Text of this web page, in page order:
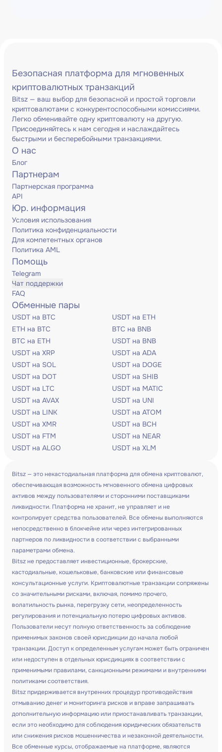
Безопасная платформа для мгновенных
криптовалютных транзакций
Bitsz — ваш выбор для безопасной и простой торговли
криптовалютами с конкурентоспособными комиссиями.
Легко обменивайте одну криптовалюту на другую.
Присоединяйтесь к нам сегодня и наслаждайтесь
быстрыми и бесперебойными транзакциями.
О нас
Блог
Партнерам
Партнерская программа
API
Юр. информация
Условия использования
Политика конфиденциальности
Для компетентных органов
Политика AML
Помощь
Telegram
Чат поддержки
FAQ
Обменные пары
USDT на BTC
USDT на ETH
ETH на BTC
BTC на BNB
BTC на ETH
USDT на BNB
USDT на XRP
USDT на ADA
USDT на SOL
USDT на DOGE
USDT на DOT
USDT на SHIB
USDT на LTC
USDT на MATIC
USDT на AVAX
USDT на UNI
USDT на LINK
USDT на ATOM
USDT на XMR
USDT на BCH
USDT на FTM
USDT на NEAR
USDT на ALGO
USDT на XLM
Bitsz — это некастодиальная платформа для обмена криптовалют,
обеспечивающая возможность мгновенного обмена цифровых
активов между пользователями и сторонними поставщиками
ликвидности. Платформа не хранит, не управляет и не
контролирует средства пользователей. Все обмены выполняются
непосредственно в блокчейне или через интегрированных
партнеров по ликвидности в соответствии с выбранными
параметрами обмена.
Bitsz не предоставляет инвестиционные, брокерские,
кастодиальные, кошельковые, банковские или финансовые
консультационные услуги. Криптовалютные транзакции сопряжены
со значительными рисками, включая, помимо прочего,
волатильность рынка, перегрузку сети, неопределенность
регулирования и потенциальную потерю цифровых активов.
Пользователи несут полную ответственность за соблюдение
применимых законов своей юрисдикции до начала любой
транзакции. Доступ к определенным услугам может быть ограничен
или недоступен в отдельных юрисдикциях в соответствии с
применимыми правилами, санкционными режимами и внутренними
политиками соответствия.
Bitsz придерживается внутренних процедур противодействия
отмыванию денег и мониторинга рисков и вправе запрашивать
дополнительную информацию или приостанавливать транзакции,
если это необходимо для соблюдения юридических обязательств
или снижения рисков мошенничества и незаконной деятельности.
Все обменные курсы, отображаемые на платформе, являются